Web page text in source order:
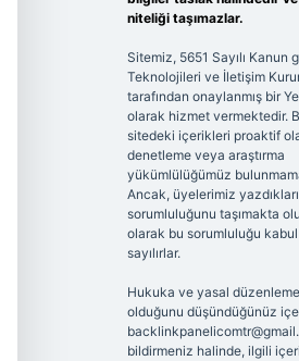
niteliği taşımazlar.
Sitemiz, 5651 Sayılı Kanun
Teknolojileri ve İletişim
tarafından onaylanmış bir
olarak hizmet vermektedir.
sitedeki içerikleri proaktif
denetleme veya araştırma
yükümlülüğümüz
Ancak, üyelerimiz
sorumluluğunu taşımakta
olarak bu sorumluluğu
sayılırlar.
Hukuka ve yasal
olduğunu düşündüğünüz
bildirmeniz halinde, ilgili